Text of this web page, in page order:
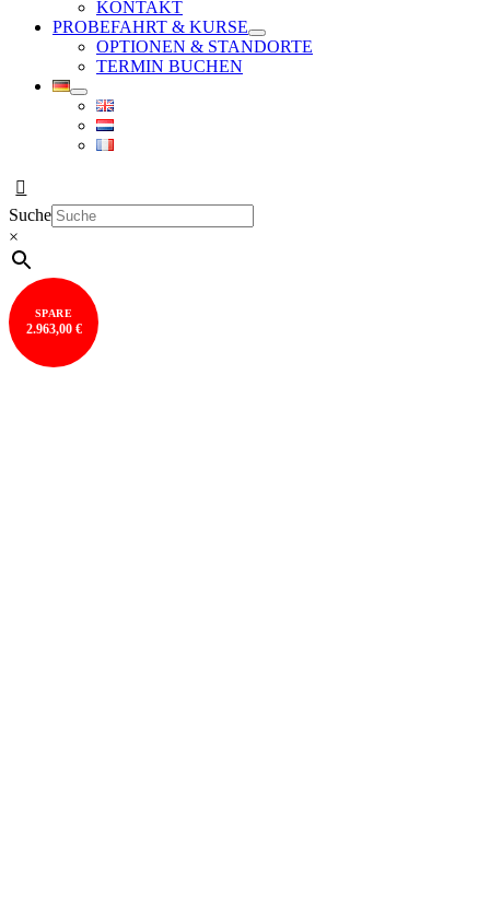
KONTAKT
PROBEFAHRT & KURSE
OPTIONEN & STANDORTE
TERMIN BUCHEN
Suche
×
SPARE
2.963,00 €